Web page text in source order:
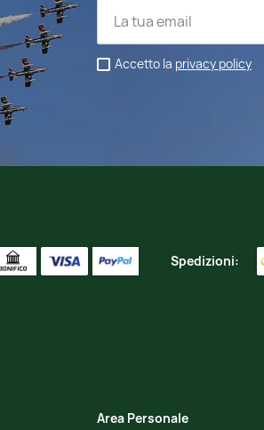
Accetto la privacy policy
Spedizioni:
Area Personale